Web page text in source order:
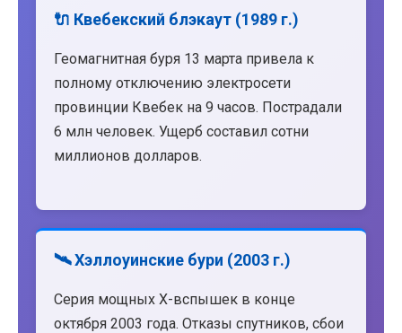
🔌 Квебекский блэкаут (1989 г.)
Геомагнитная буря 13 марта привела к
полному отключению электросети
провинции Квебек на 9 часов. Пострадали
6 млн человек. Ущерб составил сотни
миллионов долларов.
🛰️ Хэллоуинские бури (2003 г.)
Серия мощных X-вспышек в конце
октября 2003 года. Отказы спутников, сбои